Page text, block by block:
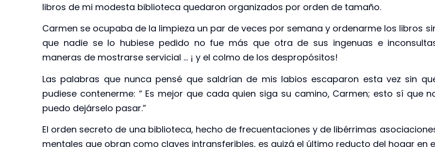
libros de mi modesta biblioteca quedaron organizados por orden de tamaño.
Carmen se ocupaba de la limpieza un par de veces por semana y ordenarme los libros
que nadie se lo hubiese pedido no fue más que otra de sus ingenuas e
maneras de mostrarse servicial … ¡ y el colmo de los despropósitos!
Las palabras que nunca pensé que saldrían de mis labios escaparon esta vez sin
pudiese contenerme: “ Es mejor que cada quien siga su camino, Carmen; esto sí que
puedo dejárselo pasar.”
El orden secreto de una biblioteca, hecho de frecuentaciones y de libérrimas
mentales que obran como claves intransferibles, es quizá el último reducto del hogar en